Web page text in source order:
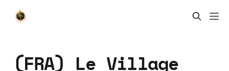
(FRA) Le Village